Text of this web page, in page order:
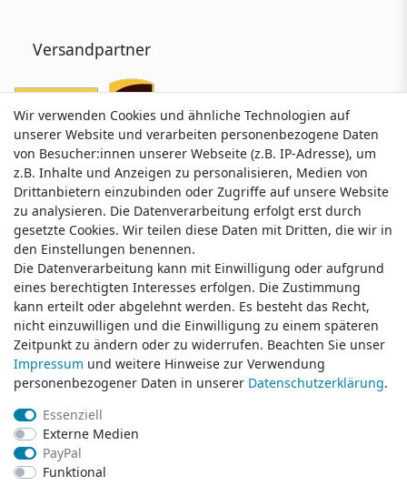
Versandpartner
Service & Kontakt
Wünschen Sie einen Rückruf?
service@klamato.de
Schreiben Sie uns:
service@klamato.de
Durchschnittliche Bewertung von
Bewertungsgrundlage des Anbieters: 5 Verkaufs- und 3 Bewertungsplattformen
Wir verwenden Cookies und ähnliche Technologien auf
unserer Website und verarbeiten personenbezogene Daten
von Besucher:innen unserer Webseite (z.B. IP-Adresse), um
z.B. Inhalte und Anzeigen zu personalisieren, Medien von
Drittanbietern einzubinden oder Zugriffe auf unsere Website
zu analysieren. Die Datenverarbeitung erfolgt erst durch
gesetzte Cookies. Wir teilen diese Daten mit Dritten, die wir in
den Einstellungen benennen.
Die Datenverarbeitung kann mit Einwilligung oder aufgrund
eines berechtigten Interesses erfolgen. Die Zustimmung
kann erteilt oder abgelehnt werden. Es besteht das Recht,
nicht einzuwilligen und die Einwilligung zu einem späteren
Zeitpunkt zu ändern oder zu widerrufen. Beachten Sie unser
Impressum und weitere Hinweise zur Verwendung
personenbezogener Daten in unserer Daten­schutz­erklärung.
Essenziell
Externe Medien
PayPal
Funktional
Wir verwenden Cookies und ähnliche Technologien auf
unserer Website und verarbeiten personenbezogene Daten
von Besucher:innen unserer Webseite (z.B. IP-Adresse), um
z.B. Inhalte und Anzeigen zu personalisieren, Medien von
Drittanbietern einzubinden oder Zugriffe auf unsere Website
zu analysieren. Die Datenverarbeitung erfolgt erst durch
gesetzte Cookies. Wir teilen diese Daten mit Dritten, die wir in
den Einstellungen benennen.
Die Datenverarbeitung kann mit Einwilligung oder aufgrund
eines berechtigten Interesses erfolgen. Die Zustimmung
kann erteilt oder abgelehnt werden. Es besteht das Recht,
nicht einzuwilligen und die Einwilligung zu einem späteren
Zeitpunkt zu ändern oder zu widerrufen. Beachten Sie unser
Impressum und weitere Hinweise zur Verwendung
personenbezogener Daten in unserer Daten­schutz­erklärung.
Essenziell
Externe Medien
PayPal
Funktional